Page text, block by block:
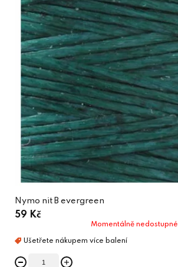
Nymo nit B evergreen
59 Kč
Momentálně nedostupné